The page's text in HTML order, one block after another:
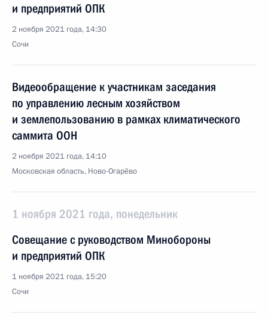
и предприятий ОПК
2 ноября 2021 года, 14:30
Сочи
Видеообращение к участникам заседания
по управлению лесным хозяйством
и землепользованию в рамках климатического
саммита ООН
2 ноября 2021 года, 14:10
Московская область, Ново-Огарёво
1 ноября 2021 года, понедельник
Совещание с руководством Минобороны
и предприятий ОПК
1 ноября 2021 года, 15:20
Сочи